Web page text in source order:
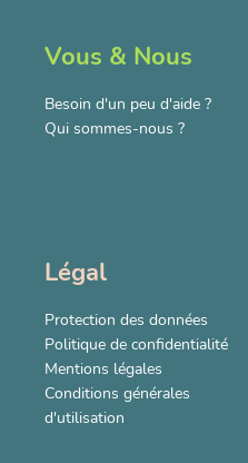
Vous & Nous
Besoin d'un peu d'aide ?
Qui sommes-nous ?
Légal
Protection des données
Politique de confidentialité
Mentions légales
Conditions générales
d'utilisation